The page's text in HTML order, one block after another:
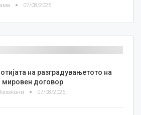
07/08/2026
на разградувањетото на
мировен договор
07/08/2026